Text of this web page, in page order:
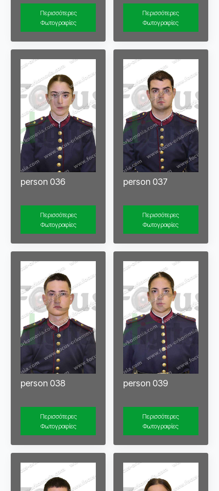
Περισσότερες
Φωτογραφίες
Περισσότερες
Φωτογραφίες
person 036
Περισσότερες
Φωτογραφίες
person 037
Περισσότερες
Φωτογραφίες
person 038
Περισσότερες
Φωτογραφίες
person 039
Περισσότερες
Φωτογραφίες